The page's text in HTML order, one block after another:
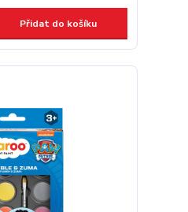
Přidat do košíku